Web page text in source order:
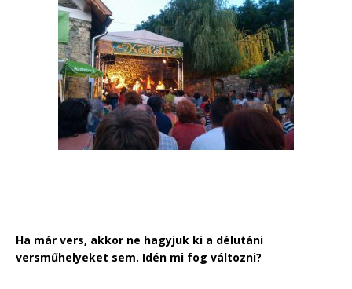
Ha már vers, akkor ne hagyjuk ki a délutáni
versműhelyeket sem. Idén mi fog változni?